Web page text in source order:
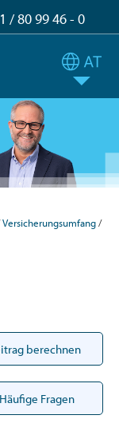
/ 80 99 46 - 0
Versicherungsumfang
berechnen
Fragen